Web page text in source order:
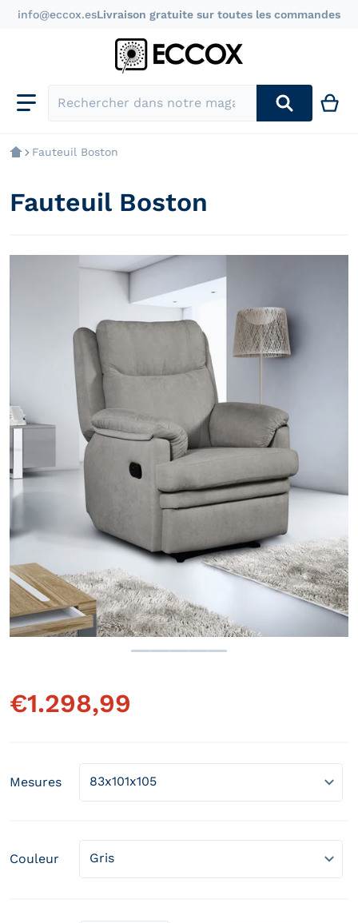
info@eccox.esLivraison gratuite sur toutes les commandes
Rechercher dans notre magasin
Fauteuil Boston
files/sillon-relax-boston_40f44a81-67b3-4fff-a640-
Ouvrir le média 1 en vue
Fauteuil Boston
€1.298,99
Mesures
Couleur